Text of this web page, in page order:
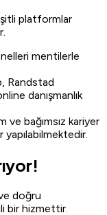
platformlar
mentilerle
Randstad
danışmanlık
ve bağımsız kariyer
doğru
bir hizmettir.